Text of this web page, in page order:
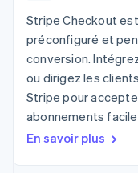
Financial
Connections
Comptes
financiers
associés
Plus
Product roadmap
Découvrez les
Stripe Checkout
préconfiguré et
conversion.
ou dirigez les
Stripe pour
abonnements
En savoir plus